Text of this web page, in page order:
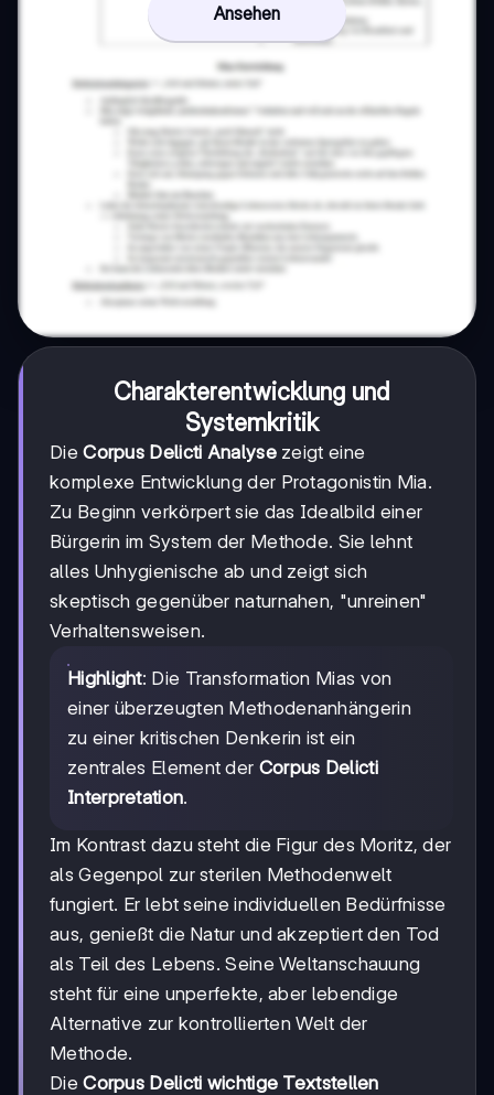
Ansehen
Charakterentwicklung und
Systemkritik
DieCorpus Delicti Analysezeigt eine
komplexe Entwicklung der Protagonistin Mia.
Zu Beginn verkörpert sie das Idealbild einer
Bürgerin im System der Methode. Sie lehnt
alles Unhygienische ab und zeigt sich
skeptisch gegenüber naturnahen, "unreinen"
Verhaltensweisen.
Highlight: Die Transformation Mias von
einer überzeugten Methodenanhängerin
zu einer kritischen Denkerin ist ein
zentrales Element der Corpus Delicti
Interpretation.
Im Kontrast dazu steht die Figur des Moritz, der
als Gegenpol zur sterilen Methodenwelt
fungiert. Er lebt seine individuellen Bedürfnisse
aus, genießt die Natur und akzeptiert den Tod
als Teil des Lebens. Seine Weltanschauung
steht für eine unperfekte, aber lebendige
Alternative zur kontrollierten Welt der
Methode.
DieCorpus Delicti wichtige Textstellen